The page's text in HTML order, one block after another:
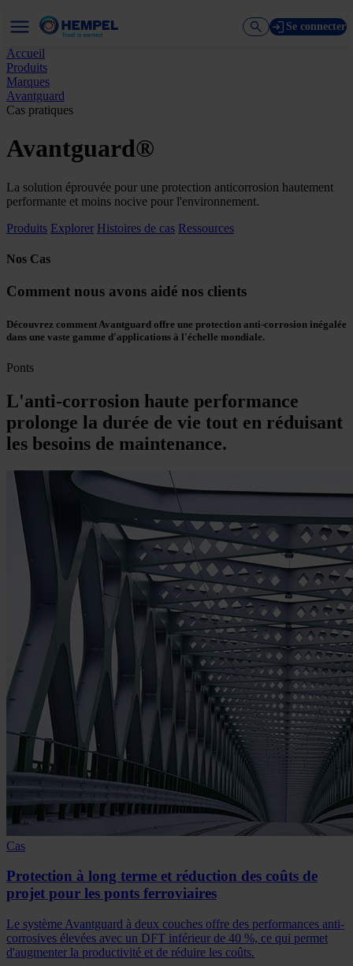
Se connecter
Accueil
Produits
Marques
Avantguard
Cas pratiques
Avantguard®
La solution éprouvée pour une protection anticorrosion hautement
performante et moins nocive pour l'environnement.
Produits Explorer Histoires de cas Ressources
Nos Cas
Comment nous avons aidé nos clients
Découvrez comment Avantguard offre une protection anti-corrosion inégalée
dans une vaste gamme d'applications à l'échelle mondiale.
Ponts
L'anti-corrosion haute performance
prolonge la durée de vie tout en réduisant
les besoins de maintenance.
Cas
Protection à long terme et réduction des coûts de
projet pour les ponts ferroviaires
Le système Avantguard à deux couches offre des performances anti-
corrosives élevées avec un DFT inférieur de 40 %, ce qui permet
d'augmenter la productivité et de réduire les coûts.